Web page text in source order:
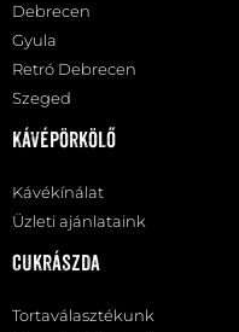
Debrecen
Gyula
Retró Debrecen
Szeged
Kávépörkölő
Kávékínálat
Üzleti ajánlataink
Cukrászda
Tortaválasztékunk